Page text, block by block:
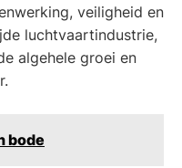
veiligheid en
luchtvaartindustrie,
algehele groei en
bode